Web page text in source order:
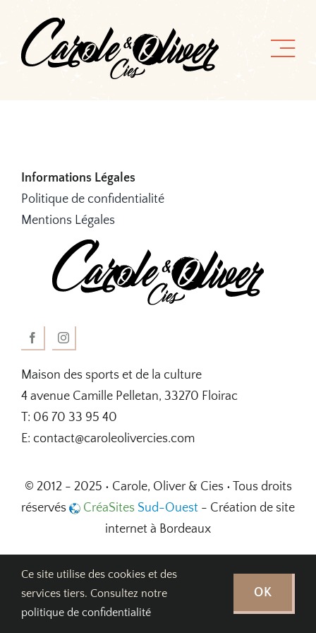
contenu
Informations Légales
Politique de confidentialité
Mentions Légales
Maison des sports et de la culture
4 avenue Camille Pelletan, 33270 Floirac
T: 06 70 33 95 40
E: contact@caroleolivercies.com
© 2012 - 2025 • Carole, Oliver & Cies • Tous droits
réservés
CréaSites Sud-Ouest - Création de site
internet à Bordeaux
Ce site utilise des cookies et des
services tiers. Consultez notre
politique de confidentialité
OK